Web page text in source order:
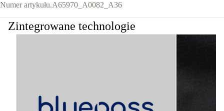
Numer artykułu.A65970_A0082_A36
Zintegrowane technologie